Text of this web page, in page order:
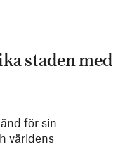
staden med
för sin
världens